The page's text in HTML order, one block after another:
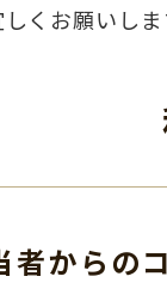
くお願いしま
者からの